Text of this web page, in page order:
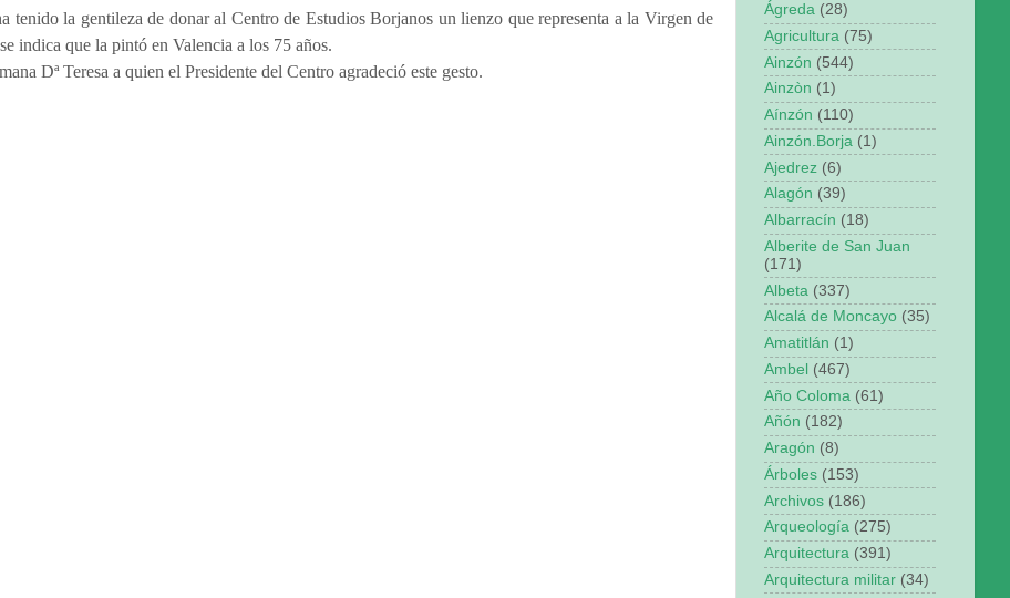
tenido la gentileza de donar al Centro de Estudios Borjanos un lienzo que representa a la Virgen de
indica que la pintó en Valencia a los 75 años.
Dª Teresa a quien el Presidente del Centro agradeció este gesto.
Ágreda (28)
Agricultura (75)
Ainzón (544)
Ainzòn (1)
Aínzón (110)
Ainzón.Borja (1)
Ajedrez (6)
Alagón (39)
Albarracín (18)
Alberite de San Juan
(171)
Albeta (337)
Alcalá de Moncayo (35)
Amatitlán (1)
Ambel (467)
Año Coloma (61)
Añón (182)
Aragón (8)
Árboles (153)
Archivos (186)
Arqueología (275)
Arquitectura (391)
Arquitectura militar (34)